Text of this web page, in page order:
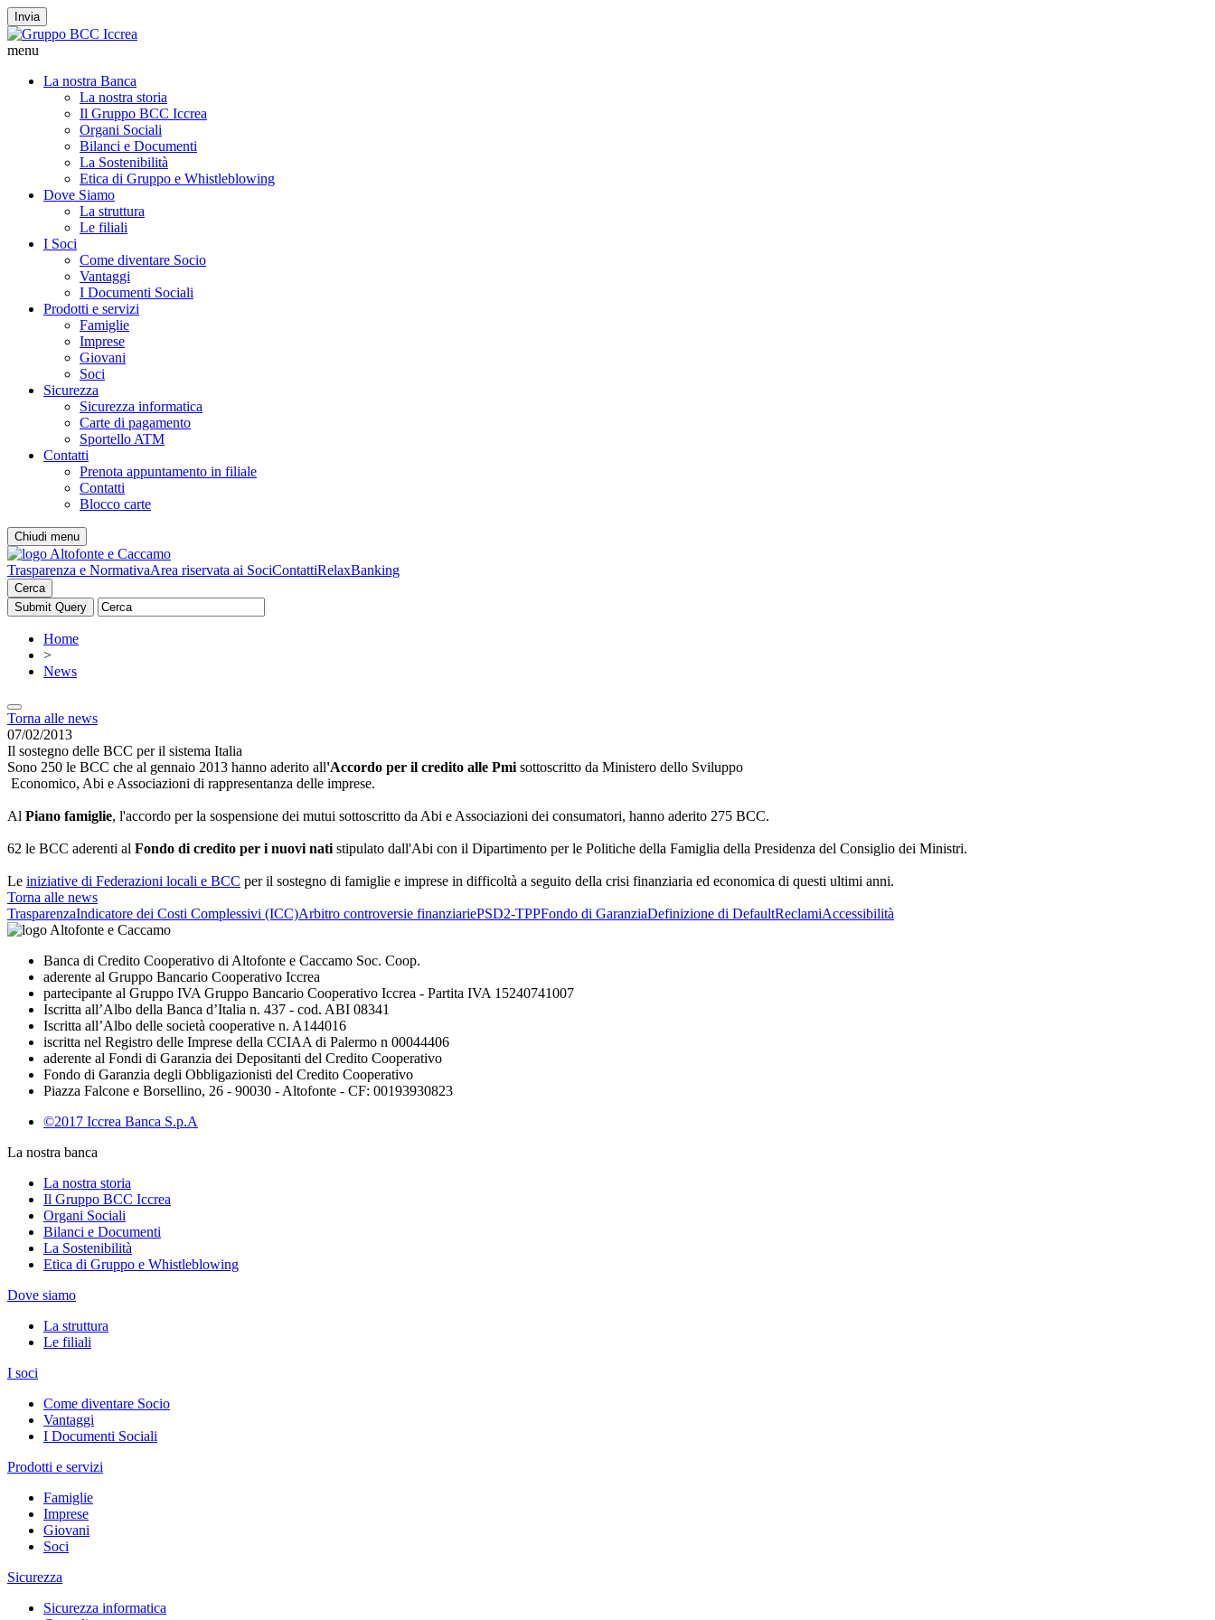
Invia
menu
La nostra Banca
La nostra storia
Il Gruppo BCC Iccrea
Organi Sociali
Bilanci e Documenti
La Sostenibilità
Etica di Gruppo e Whistleblowing
Dove Siamo
La struttura
Le filiali
I Soci
Come diventare Socio
Vantaggi
I Documenti Sociali
Prodotti e servizi
Famiglie
Imprese
Giovani
Soci
Sicurezza
Sicurezza informatica
Carte di pagamento
Sportello ATM
Contatti
Prenota appuntamento in filiale
Contatti
Blocco carte
Chiudi menu
Trasparenza e NormativaArea riservata ai SociContattiRelaxBanking
Cerca
Home
>
News
Torna alle news
07/02/2013
Il sostegno delle BCC per il sistema Italia
Sono 250 le BCC che al gennaio 2013 hanno aderito all'Accordo per il credito alle Pmi sottoscritto da Ministero dello Sviluppo
Economico, Abi e Associazioni di rappresentanza delle imprese.
Al Piano famiglie, l'accordo per la sospensione dei mutui sottoscritto da Abi e Associazioni dei consumatori, hanno aderito 275 BCC.
62 le BCC aderenti al Fondo di credito per i nuovi nati stipulato dall'Abi con il Dipartimento per le Politiche della Famiglia della Presidenza del Consiglio dei Ministri.
Le iniziative di Federazioni locali e BCC per il sostegno di famiglie e imprese in difficoltà a seguito della crisi finanziaria ed economica di questi ultimi anni.
Torna alle news
TrasparenzaIndicatore dei Costi Complessivi (ICC)Arbitro controversie finanziariePSD2-TPPFondo di GaranziaDefinizione di DefaultReclamiAccessibilità
Banca di Credito Cooperativo di Altofonte e Caccamo Soc. Coop.
aderente al Gruppo Bancario Cooperativo Iccrea
partecipante al Gruppo IVA Gruppo Bancario Cooperativo Iccrea - Partita IVA 15240741007
Iscritta all’Albo della Banca d’Italia n. 437 - cod. ABI 08341
Iscritta all’Albo delle società cooperative n. A144016
iscritta nel Registro delle Imprese della CCIAA di Palermo n 00044406
aderente al Fondi di Garanzia dei Depositanti del Credito Cooperativo
Fondo di Garanzia degli Obbligazionisti del Credito Cooperativo
Piazza Falcone e Borsellino, 26 - 90030 - Altofonte - CF: 00193930823
©2017 Iccrea Banca S.p.A
La nostra banca
La nostra storia
Il Gruppo BCC Iccrea
Organi Sociali
Bilanci e Documenti
La Sostenibilità
Etica di Gruppo e Whistleblowing
Dove siamo
La struttura
Le filiali
I soci
Come diventare Socio
Vantaggi
I Documenti Sociali
Prodotti e servizi
Famiglie
Imprese
Giovani
Soci
Sicurezza
Sicurezza informatica